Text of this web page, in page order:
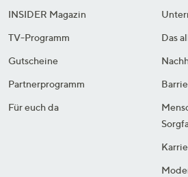
INSIDER Magazin
TV-Programm
Gutscheine
Partnerprogramm
Für euch da
Das